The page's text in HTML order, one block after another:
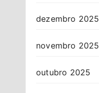
dezembro 2025
novembro 2025
outubro 2025